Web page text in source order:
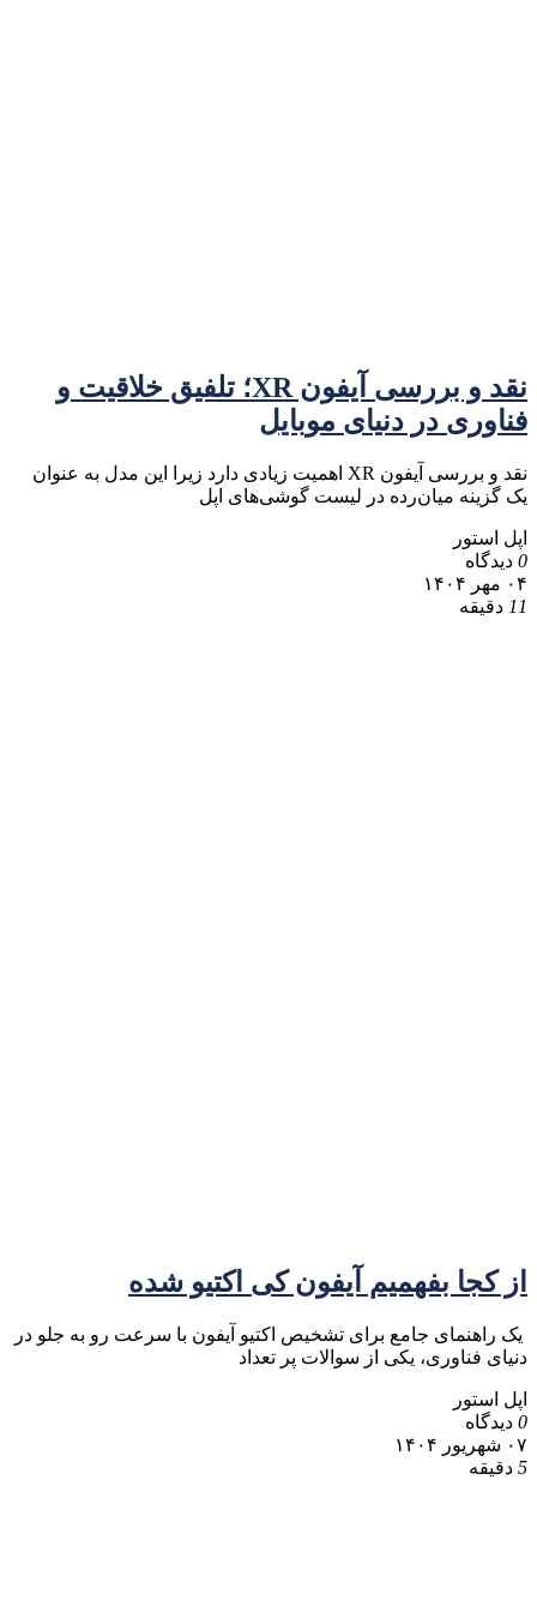
نقد و بررسی آیفون XR؛ تلفیق خلاقیت و
فناوری در دنیای موبایل
نقد و بررسی آیفون XR اهمیت زیادی دارد زیرا این مدل به عنوان
یک گزینه میان‌رده در لیست گوشی‌های اپل
اپل استور
0 دیدگاه
۰۴ مهر ۱۴۰۴
11 دقیقه
از کجا بفهمیم آیفون کی اکتیو شده
یک راهنمای جامع برای تشخیص اکتیو آیفون با سرعت رو به جلو در
دنیای فناوری، یکی از سوالات پر تعداد
اپل استور
0 دیدگاه
۰۷ شهریور ۱۴۰۴
5 دقیقه